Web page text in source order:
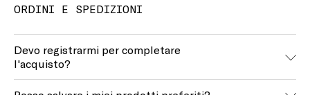
ORDINI E SPEDIZIONI
Devo registrarmi per completare
l'acquisto?